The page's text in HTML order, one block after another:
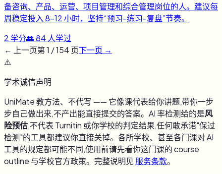
备咨询、产品、运营、项目管理和综合管理岗位的人。建议每
周稳定投入 8-12 小时，坚持“预习-练习-复盘”节奏。
2 学分👥84 人学过
← 上一页第1 /154 页下一页 →
⚠️
学术诚信声明
UniMate 教方法、不代写 —— 它像课代表给你讲题,带你一步
步自己做出来,不产出能直接提交的答案。AI 率检测给的是风
险预估,不代表 Turnitin 或你学校的判定结果,任何敢承诺"保过
检测"的工具都建议你直接关掉。各所学校、甚至各门课对 AI
工具的规定都可能不同,使用前请先看你这门课的 course
outline 与学校官方政策。完整说明见 服务条款。